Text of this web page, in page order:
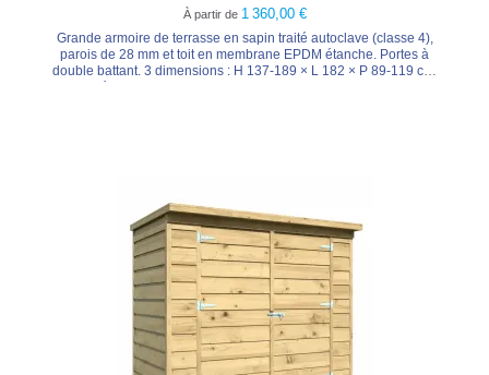
À partir de 1 360,00 €
Grande armoire de terrasse en sapin traité autoclave (classe 4),
parois de 28 mm et toit en membrane EPDM étanche. Portes à
double battant. 3 dimensions : H 137-189 × L 182 × P 89-119 cm.
Livrée en kit, sans plancher (pose sur dalle ou terrasse).